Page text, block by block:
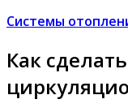
Системы
Как